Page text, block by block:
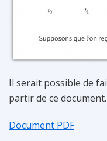
Il serait possible de
partir de ce document.
Document PDF